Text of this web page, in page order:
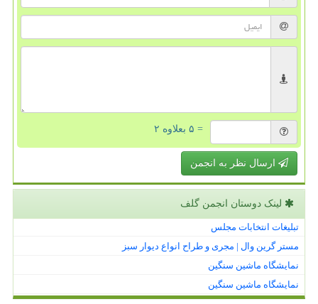
= ۵ بعلاوه ۲
ارسال نظر به انجمن
لینک دوستان انجمن گلف
تبلیغات انتخابات مجلس
مستر گرین وال | مجری و طراح انواع دیوار سبز
نمایشگاه ماشین سنگین
نمایشگاه ماشین سنگین